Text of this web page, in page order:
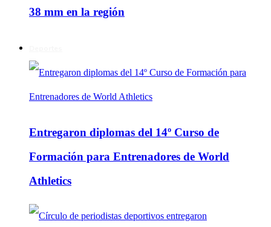
38 mm en la región
Entregaron diplomas del 14º Curso de
Formación para Entrenadores de World
Athletics